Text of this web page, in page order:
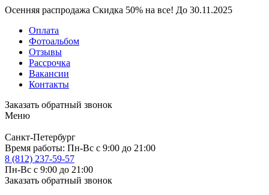
Осенняя распродажа Скидка 50% на все! До 30.11.2025
Оплата
Фотоальбом
Отзывы
Рассрочка
Вакансии
Контакты
Заказать обратный звонок
Меню
Санкт-Петербург
Время работы: Пн-Вс с 9:00 до 21:00
8 (812) 237-59-57
Пн-Вс с 9:00 до 21:00
Заказать обратный звонок